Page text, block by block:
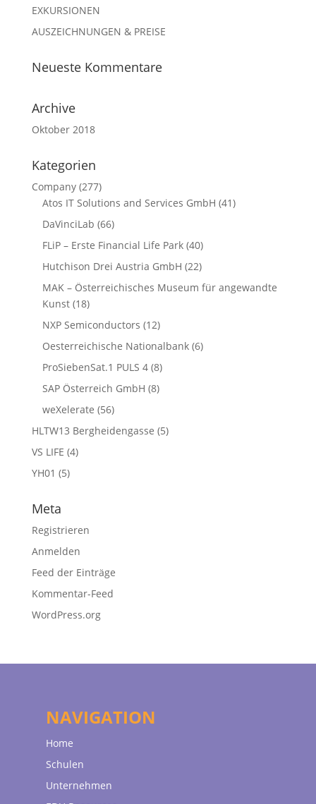
EXKURSIONEN
AUSZEICHNUNGEN & PREISE
Neueste Kommentare
Archive
Oktober 2018
Kategorien
Company(277)
Atos IT Solutions and Services GmbH (41)
DaVinciLab (66)
FLiP – Erste Financial Life Park(40)
Hutchison Drei Austria GmbH (22)
MAK – Österreichisches Museum für angewandte
Kunst(18)
NXP Semiconductors (12)
Oesterreichische Nationalbank(6)
ProSiebenSat.1 PULS 4(8)
SAP Österreich GmbH (8)
weXelerate (56)
HLTW13 Bergheidengasse (5)
VS LIFE (4)
YH01 (5)
Meta
Registrieren
Anmelden
Feed der Einträge
Kommentar-Feed
WordPress.org
NAVIGATION
Home
Schulen
Unternehmen